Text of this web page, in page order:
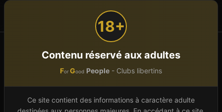
18+
Contenu réservé aux adultes
ForGood People - Clubs libertins
Ce site contient des informations à caractère adulte
Accueil Pays de la Loire
Club libertin enPays de la
Loire